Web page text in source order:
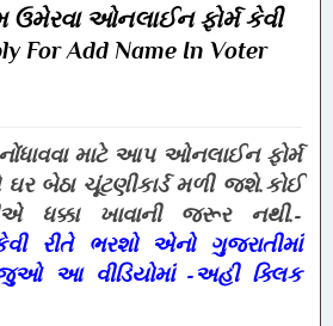
ઉમેરવા ઓનલાઈન ફોર્મ કેવી
For Add Name In Voter
નોંધાવવા માટે આપ ઓનલાઈન ફોર્મ
બેઠા ચૂંટણીકાર્ડ મળી જશે.કોઈ
ધક્કા ખાવાની જરૂર નથી.-
રીતે ભરશો એનો ગુજરાતીમાં
આ વીડિયોમાં -અહી ક્લિક